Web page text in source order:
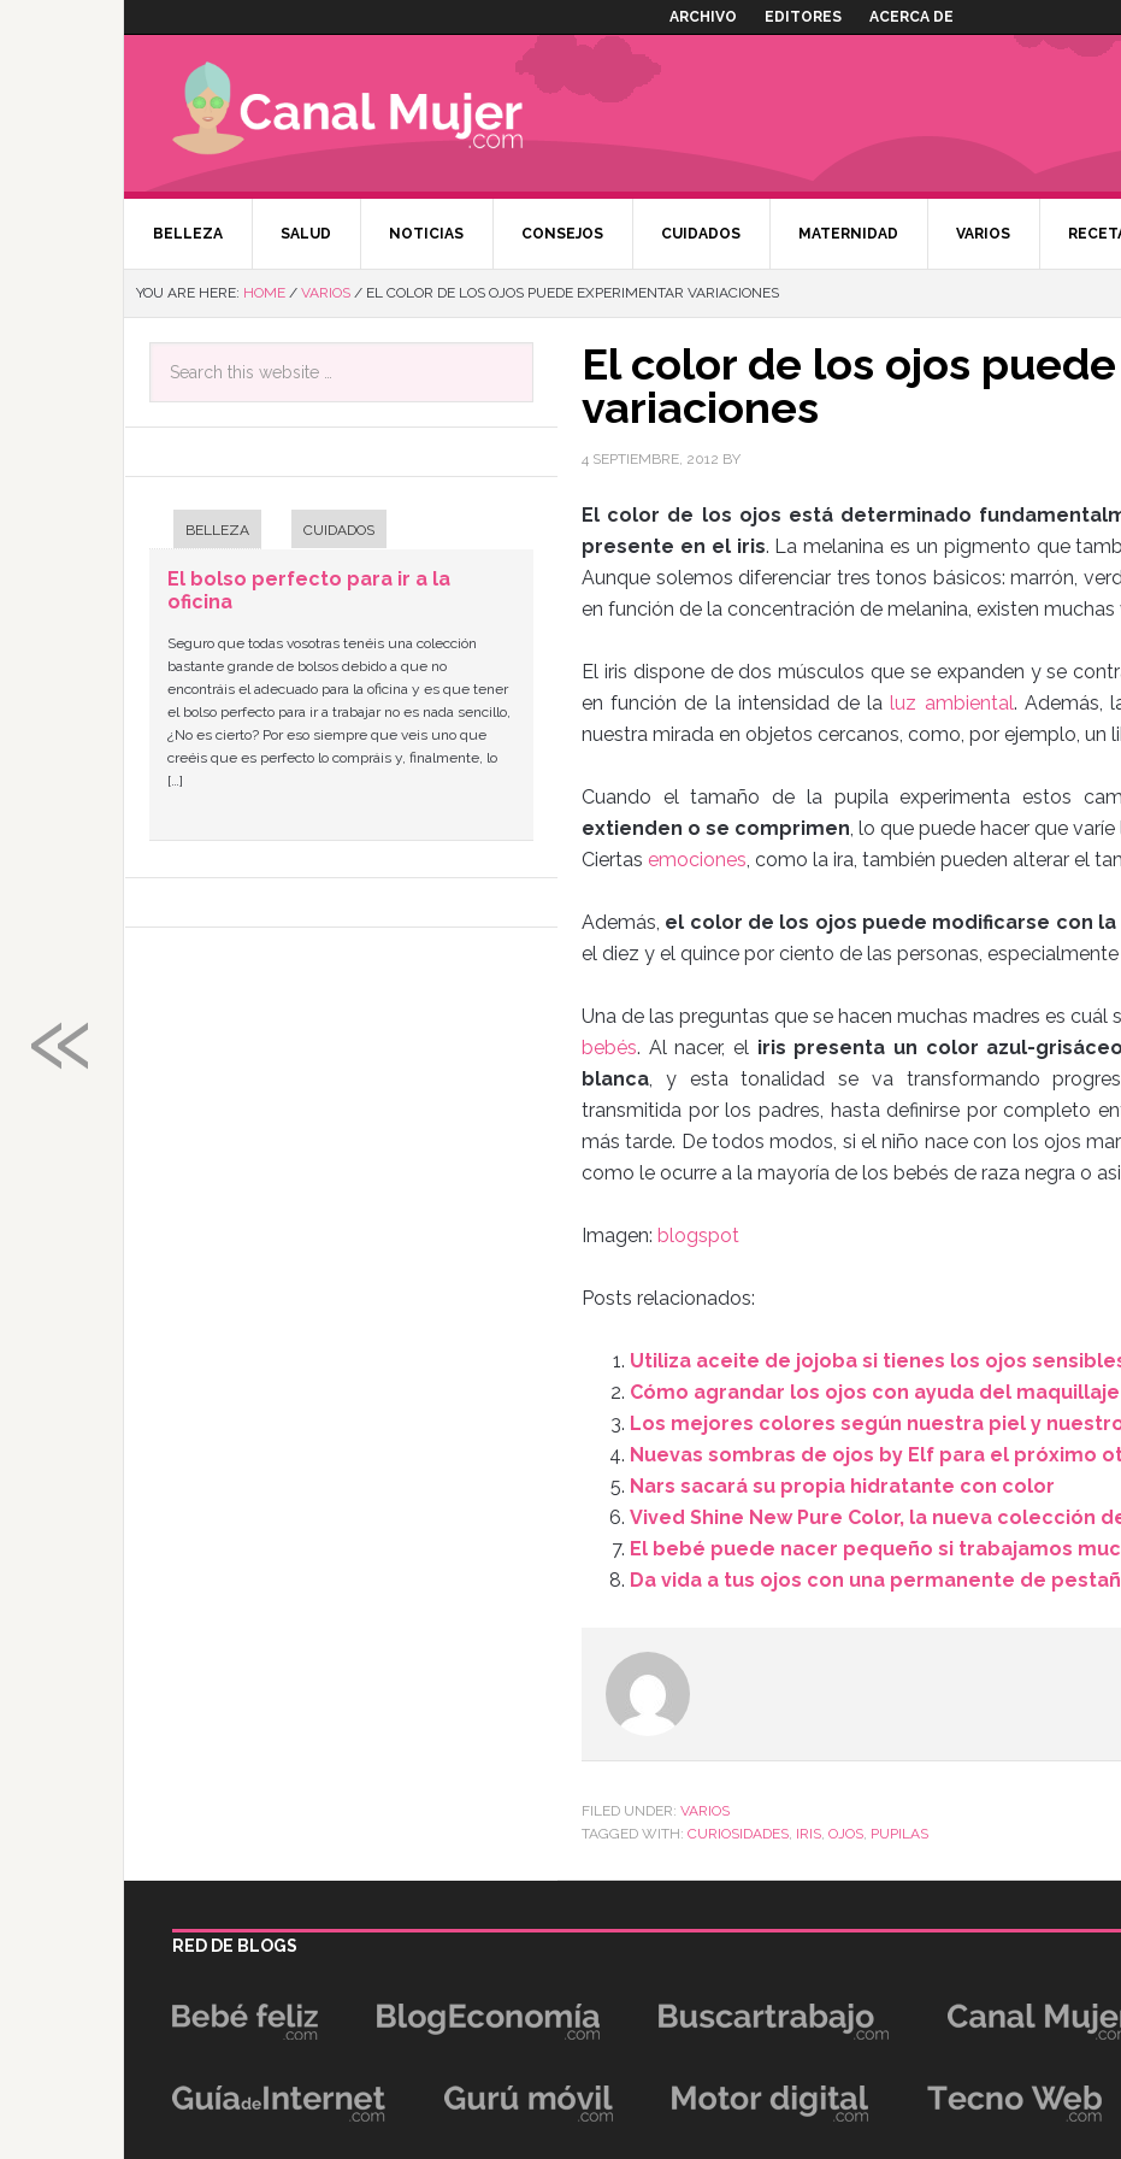
ARCHIVO EDITORES ACERCA DE
BELLEZA SALUD NOTICIAS CONSEJOS CUIDADOS MATERNIDAD VARIOS
YOU ARE HERE: HOME / VARIOS / EL COLOR DE LOS OJOS PUEDE EXPERIMENTAR VARIACIONES
El color de los ojos
variaciones
4 SEPTIEMBRE, 2012 BY
El color de los ojos está determinado
presente en el iris. La melanina es un pigmento que
Aunque solemos diferenciar tres tonos básicos: marrón,
en función de la concentración de melanina, existen muchas
El iris dispone de dos músculos que se expanden y se
en función de la intensidad de laluz ambiental. Además,
nuestra mirada en objetos cercanos, como, por ejemplo, un
Cuando el tamaño de la pupila experimenta estos
extienden o se comprimen, lo que puede hacer que
Ciertas emociones, como la ira, también pueden alterar el
Además, el color de los ojos puede modificarse con la
el diez y el quince por ciento de las personas,
Una de las preguntas que se hacen muchas madres es cuál
bebés. Al nacer, el iris presenta un color azul-
blanca, y esta tonalidad se va transformando
transmitida por los padres, hasta definirse por completo
más tarde. De todos modos, si el niño nace con los ojos
como le ocurre a la mayoría de los bebés de raza negra o
Imagen: blogspot
Posts relacionados:
Utiliza aceite de jojoba si tienes los ojos
Cómo agrandar los ojos con ayuda del maquillaje
Los mejores colores según nuestra piel y
Nuevas sombras de ojos by Elf para el próximo
Nars sacará su propia hidratante con color
Vived Shine New Pure Color, la nueva colección
El bebé puede nacer pequeño si trabajamos
Da vida a tus ojos con una permanente de
FILED UNDER: VARIOS
TAGGED WITH: CURIOSIDADES, IRIS, OJOS, PUPILAS
BELLEZA CUIDADOS
El bolso perfecto para ir a la
oficina
Seguro que todas vosotras tenéis una colección
bastante grande de bolsos debido a que no
encontráis el adecuado para la oficina y es que tener
el bolso perfecto para ir a trabajar no es nada sencillo,
¿No es cierto? Por eso siempre que veis uno que
creéis que es perfecto lo compráis y, finalmente, lo
[…]
RED DE BLOGS
«